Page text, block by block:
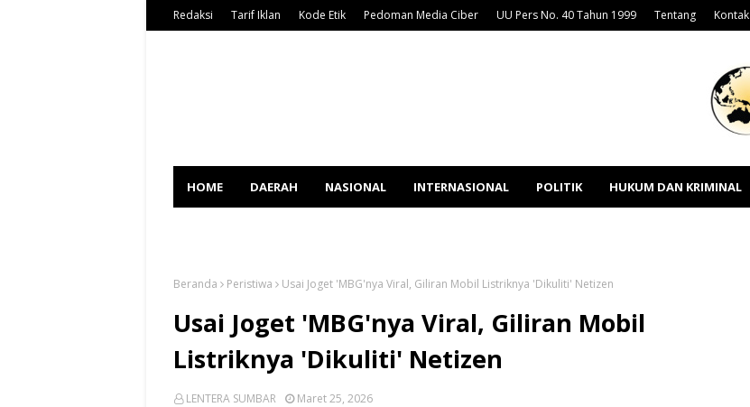
Redaksi Tarif Iklan Kode Etik Pedoman Media Ciber UU Pers No. 40 Tahun 1999 Tentang Kontak
HOME DAERAH NASIONAL INTERNASIONAL POLITIK HUKUM DAN KRIMINAL
Beranda Peristiwa Usai Joget 'MBG'nya Viral, Giliran Mobil Listriknya 'Dikuliti' Netizen
Usai Joget 'MBG'nya Viral, Giliran Mobil
Listriknya 'Dikuliti' Netizen
LENTERA SUMBAR Maret 25, 2026